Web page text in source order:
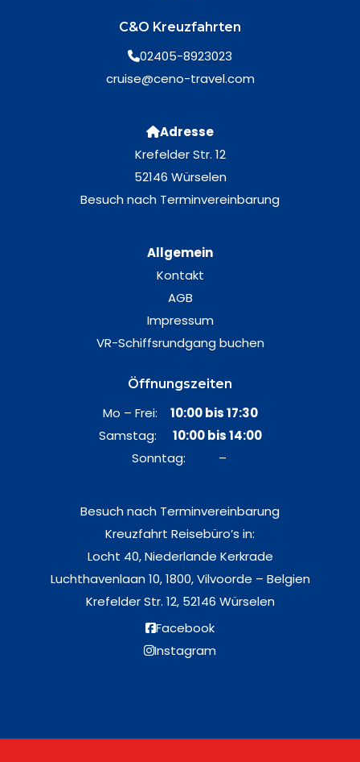
C&O Kreuzfahrten
02405-8923023
cruise@ceno-travel.com
Adresse
Krefelder Str. 12
52146 Würselen
Besuch nach Terminvereinbarung
Allgemein
Kontakt
AGB
Impressum
VR-Schiffsrundgang buchen
Öffnungszeiten
Mo – Frei: 10:00 bis 17:30
Samstag: 10:00 bis 14:00
Sonntag: –
Besuch nach Terminvereinbarung
Kreuzfahrt Reisebüro’s in:
Locht 40, Niederlande Kerkrade
Luchthavenlaan 10, 1800, Vilvoorde – Belgien
Krefelder Str. 12, 52146 Würselen
Facebook
Instagram